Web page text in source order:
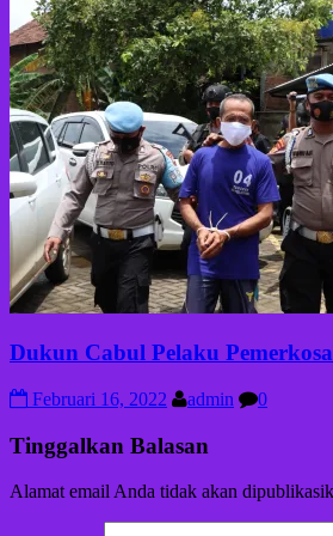
Dukun Cabul Pelaku
Februari 16, 2022 admin 0
Tinggalkan Balasan
Alamat email Anda tidak akan